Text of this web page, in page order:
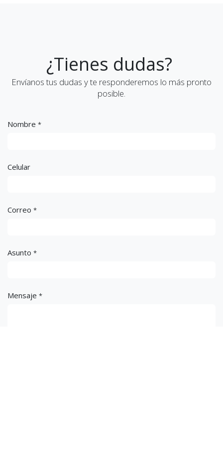
¿Tienes dudas?
Envíanos tus dudas y te responderemos lo más pronto
posible.
Nombre *
Celular
Correo *
Asunto *
Mensaje *